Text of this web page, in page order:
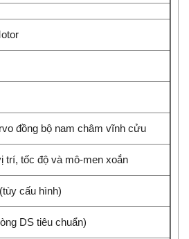
đồng bộ nam châm vĩnh cửu
trí, tốc độ và mô-men xoắn
cấu hình)
DS tiêu chuẩn)